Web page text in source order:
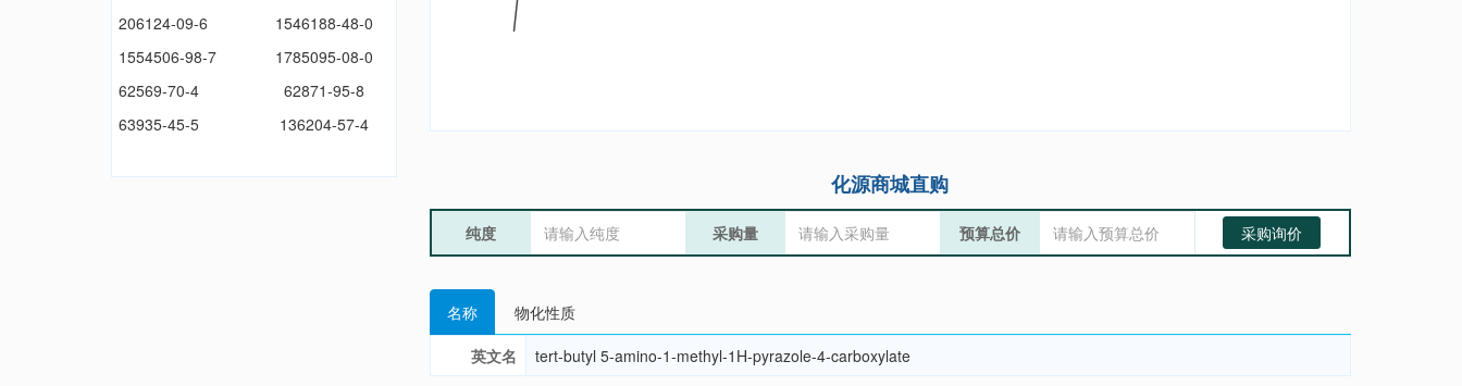
206124-09-6
1546188-48-0
1554506-98-7
1785095-08-0
62569-70-4
62871-95-8
63935-45-5
136204-57-4
化源商城直购
纯度 采购量 预算总价 采购询价
名称
物化性质
英文名
tert-butyl 5-amino-1-methyl-1H-pyrazole-4-carboxylate